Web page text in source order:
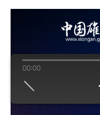
00:00